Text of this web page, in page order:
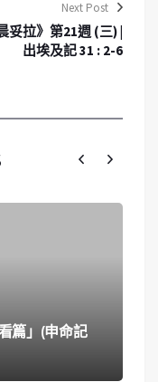
Next Post
妥拉》第21週 (三) |
出埃及記 31 : 2-6
篇」(申命記